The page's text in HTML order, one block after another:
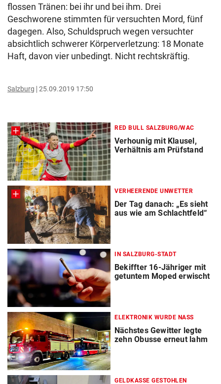
flossen Tränen: bei ihr und bei ihm. Drei
Geschworene stimmten für versuchten Mord, fünf
dagegen. Also, Schuldspruch wegen versuchter
absichtlich schwerer Körperverletzung: 18 Monate
Haft, davon vier unbedingt. Nicht rechtskräftig.
Salzburg 25.09.2019 17:50
RED BULL SALZBURG/WAC
Verhounig mit Klausel,
Verhältnis am Prüfstand
VERHEERENDE UNWETTER
Der Tag danach: „Es sieht
aus wie am Schlachtfeld“
IN SALZBURG-STADT
Bekiffter 16-Jähriger mit
getuntem Moped erwischt
ELEKTRONIK WURDE NASS
Nächstes Gewitter legte
zehn Obusse erneut lahm
GELDKASSE GESTOHLEN